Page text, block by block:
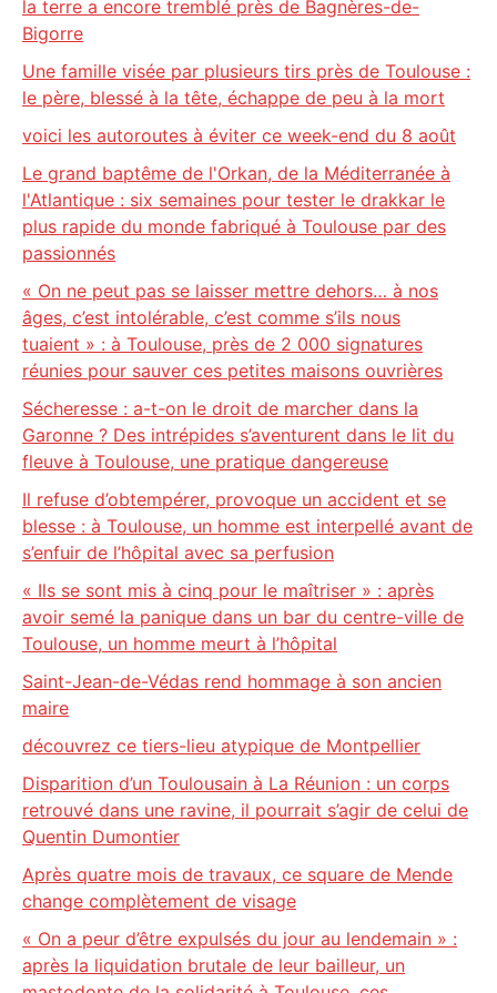
la terre a encore tremblé près de Bagnères-de-
Bigorre
Une famille visée par plusieurs tirs près de Toulouse :
le père, blessé à la tête, échappe de peu à la mort
voici les autoroutes à éviter ce week-end du 8 août
Le grand baptême de l'Orkan, de la Méditerranée à
l'Atlantique : six semaines pour tester le drakkar le
plus rapide du monde fabriqué à Toulouse par des
passionnés
« On ne peut pas se laisser mettre dehors… à nos
âges, c’est intolérable, c’est comme s’ils nous
tuaient » : à Toulouse, près de 2 000 signatures
réunies pour sauver ces petites maisons ouvrières
Sécheresse : a-t-on le droit de marcher dans la
Garonne ? Des intrépides s’aventurent dans le lit du
fleuve à Toulouse, une pratique dangereuse
Il refuse d’obtempérer, provoque un accident et se
blesse : à Toulouse, un homme est interpellé avant de
s’enfuir de l’hôpital avec sa perfusion
« Ils se sont mis à cinq pour le maîtriser » : après
avoir semé la panique dans un bar du centre-ville de
Toulouse, un homme meurt à l’hôpital
Saint-Jean-de-Védas rend hommage à son ancien
maire
découvrez ce tiers-lieu atypique de Montpellier
Disparition d’un Toulousain à La Réunion : un corps
retrouvé dans une ravine, il pourrait s’agir de celui de
Quentin Dumontier
Après quatre mois de travaux, ce square de Mende
change complètement de visage
« On a peur d’être expulsés du jour au lendemain » :
après la liquidation brutale de leur bailleur, un